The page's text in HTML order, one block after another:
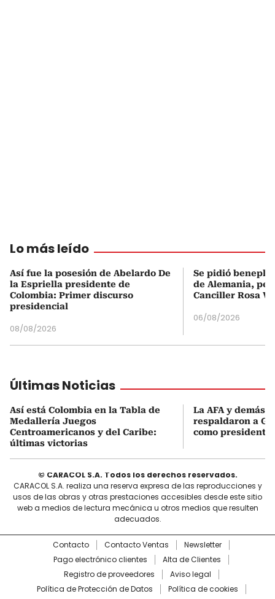
Lo más leído
Así fue la posesión de Abelardo De
la Espriella presidente de
Colombia: Primer discurso
presidencial
08/08/2026
Se pidió
de Alemania,
Canciller Rosa
06/08/2026
Últimas Noticias
Así está Colombia en la Tabla de
Medallería Juegos
Centroamericanos y del Caribe:
últimas victorias
La AFA y demás
respaldaron a
como presidente
© CARACOL S.A. Todos los derechos reservados.
CARACOL S.A. realiza una reserva expresa de las reproducciones y
usos de las obras y otras prestaciones accesibles desde este sitio
web a medios de lectura mecánica u otros medios que resulten
adecuados.
Contacto Contacto Ventas
Newsletter
Pago electrónico clientes
Alta de Clientes
Registro de proveedores
Aviso legal
Política de Protección de Datos
Política de cookies